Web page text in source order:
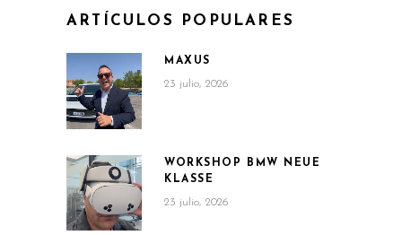
ARTÍCULOS POPULARES
MAXUS
23 julio, 2026
WORKSHOP BMW NEUE
KLASSE
23 julio, 2026